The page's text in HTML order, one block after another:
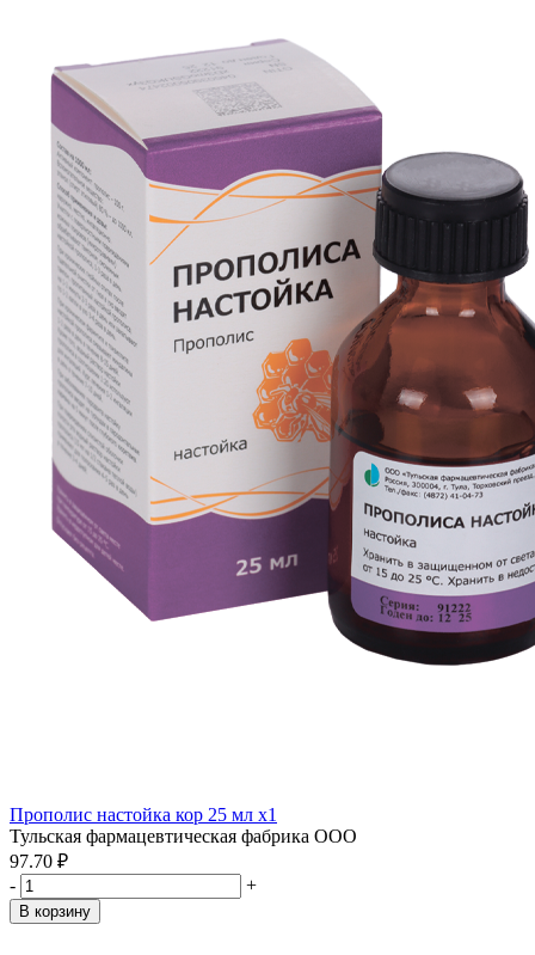
Прополис настойка кор 25 мл x1
Тульская фармацевтическая фабрика ООО
97.70 ₽
-
+
В корзину